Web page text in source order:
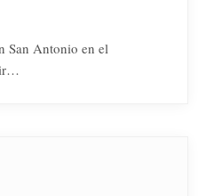
San Antonio en el